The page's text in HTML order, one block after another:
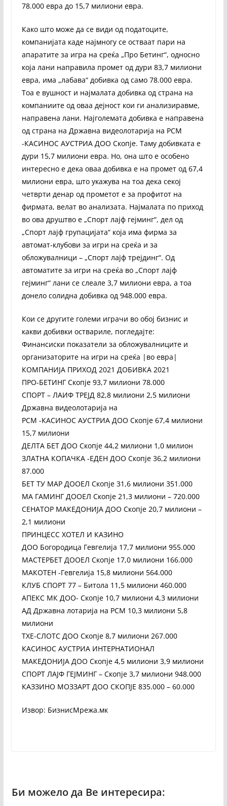
78.000 евра до 15,7 милиони евра.
Како што може да се види од податоците,
компанијата каде најмногу се остваат пари на
апаратите за игра на среќа „Про Бетинг“, односно
која лани направила промет од дури 83,7 милиони
евра, има „лабава“ добивка од само 78.000 евра.
Тоа е вушност и најмалата добивка од страна на
компаниите од оваа дејност кои ги анализиравме,
направена лани. Најголемата добивка е направена
од страна на Државна видеолотарија на РСМ
-КАСИНОС АУСТРИА ДОО Скопје. Таму добивката е
дури 15,7 милиони евра. Но, она што е особено
интересно е дека оваа добивка е на промет од 67,4
милиони евра, што укажува на тоа дека секој
четврти денар од прометот е за профитот на
фирмата, велат во анализата. Најмалата по приход
во ова друштво е „Спорт лајф гејминг“, дел од
„Спорт лајф групацијата“ која има фирма за
автомат-клубови за игри на среќа и за
обложувалници – „Спорт лајф трејдинг“. Од
автоматите за игри на среќа во „Спорт лајф
гејминг“ лани се слеале 3,7 милиони евра, а тоа
донело солидна добивка од 948.000 евра.
Кои се другите големи играчи во обој бизнис и
какви добивки оствариле, погледајте:
Финансиски показатели за обложувалниците и
организаторите на игри на среќа |во евра|
КОМПАНИЈА ПРИХОД 2021 ДОБИВКА 2021
ПРО-БЕТИНГ Скопје 93,7 милиони 78.000
СПОРТ – ЛАИФ ТРЕЈД 82,8 милиони 2,5 милиони
Државна видеолотарија на
РСМ -КАСИНОС АУСТРИА ДОО Скопје 67,4 милиони
15,7 милиони
ДЕЛТА БЕТ ДОО Скопје 44,2 милиони 1,0 милион
ЗЛАТНА КОПАЧКА -ЕДЕН ДОО Скопје 36,2 милиони
87.000
БЕТ ТУ МАР ДООЕЛ Скопје 31,6 милиони 351.000
МА ГАМИНГ ДООЕЛ Скопје 21,3 милиони – 720.000
СЕНАТОР МАКЕДОНИЈА ДОО Скопје 20,7 милиони –
2,1 милиони
ПРИНЦЕСС ХОТЕЛ И КАЗИНО
ДОО Богородица Гевгелија 17,7 милиони 955.000
МАСТЕРБЕТ ДООЕЛ Скопје 17,0 милиони 166.000
МАКОТЕН -Гевгелија 15,8 милиони 564.000
КЛУБ СПОРТ 77 – Битола 11,5 милиони 460.000
АПЕКС МК ДОО- Скопје 10,7 милиони 4,3 милиони
АД Државна лотарија на РСМ 10,3 милиони 5,8
милиони
ТХЕ-СЛОТС ДОО Скопје 8,7 милиони 267.000
КАСИНОС АУСТРИА ИНТЕРНАТИОНАЛ
МАКЕДОНИЈА ДОО Скопје 4,5 милиони 3,9 милиони
СПОРТ ЛАЈФ ГЕЈМИНГ – Скопје 3,7 милиони 948.000
КАЗЗИНО МОЗЗАРТ ДОО СКОПЈЕ 835.000 – 60.000
Извор: БизнисМрежа.мк